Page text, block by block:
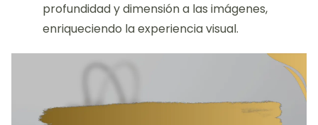
profundidad y dimensión a las imágenes,
enriqueciendo la experiencia visual.